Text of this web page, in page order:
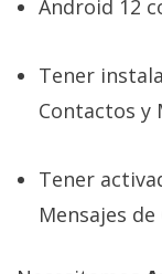
Android 12
Tener
Contactos y
Tener
Mensajes de